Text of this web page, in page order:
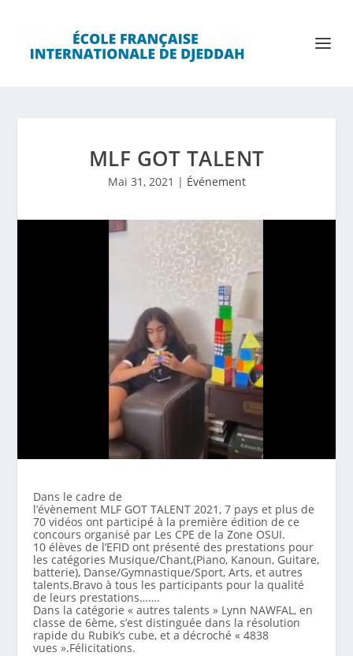
MLF GOT TALENT
Mai 31, 2021 | Événement
Dans le cadre de
l’évènement MLF GOT TALENT 2021, 7 pays et plus de
70 vidéos ont participé à la première édition de ce
concours organisé par Les CPE de la Zone OSUI.
10 élèves de l’EFID ont présenté des prestations pour
les catégories Musique/Chant,(Piano, Kanoun, Guitare,
batterie), Danse/Gymnastique/Sport, Arts, et autres
talents.Bravo à tous les participants pour la qualité
de leurs prestations…….
Dans la catégorie « autres talents » Lynn NAWFAL, en
classe de 6ème, s’est distinguée dans la résolution
rapide du Rubik’s cube, et a décroché « 4838
vues ».Félicitations.